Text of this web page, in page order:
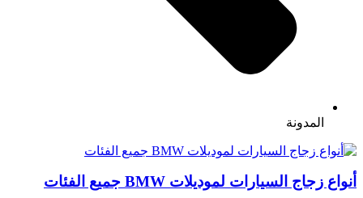
المدونة
أنواع زجاج السيارات لموديلات BMW جميع الفئات